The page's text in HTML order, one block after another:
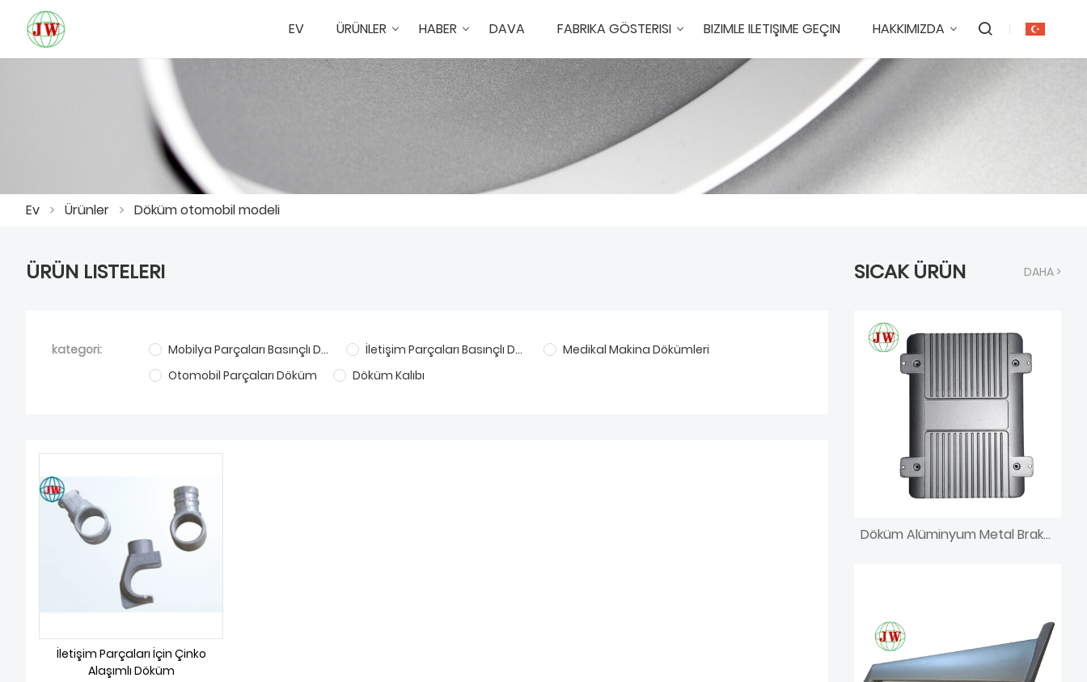
EV ÜRÜNLER HABER DAVA FABRIKA GÖSTERISI BIZIMLE ILETIŞIME GEÇIN HAKKIMIZDA
Ev > Ürünler > Döküm otomobil modeli
ÜRÜN LISTELERI
kategori: Mobilya Parçaları Basınçlı Döküm İletişim Parçaları Basınçlı Döküm
Medikal Makina Dökümleri
Otomobil Parçaları Döküm
Döküm Kalıbı
İletişim Parçaları İçin Çinko
Alaşımlı Döküm
SICAK ÜRÜN DAHA >
Döküm Alüminyum Metal Braket